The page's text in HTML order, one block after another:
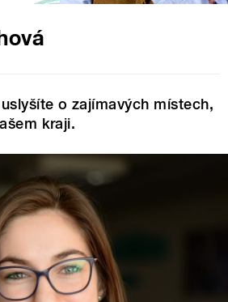
o zajímavých místech,
kraji.